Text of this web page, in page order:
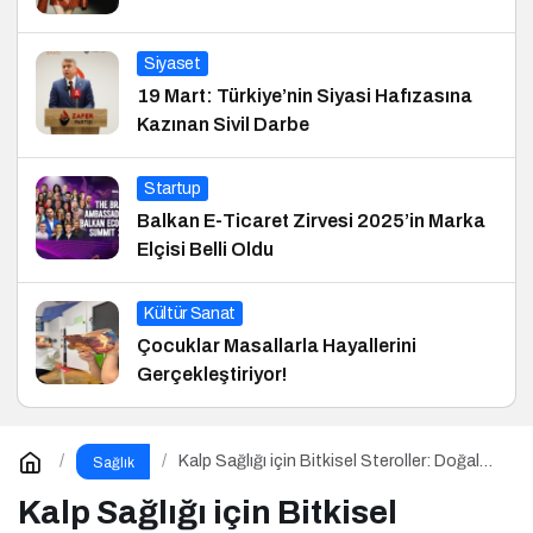
Siyaset
19 Mart: Türkiye’nin Siyasi Hafızasına
Kazınan Sivil Darbe
Startup
Balkan E-Ticaret Zirvesi 2025’in Marka
Elçisi Belli Oldu
Kültür Sanat
Çocuklar Masallarla Hayallerini
Gerçekleştiriyor!
Sağlık
Kalp Sağlığı için Bitkisel Steroller: Doğal
Kalp Sağlığı için Bitkisel